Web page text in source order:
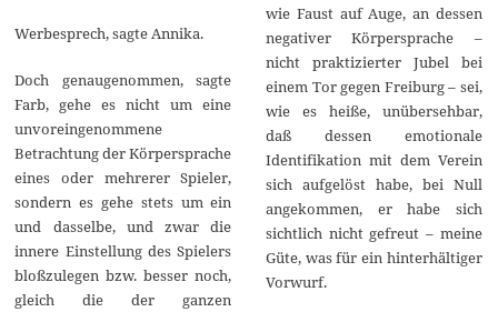
Werbesprech, sagte Annika.
Doch genaugenommen, sagte
Farb, gehe es nicht um eine
unvoreingenommene
Betrachtung der Körpersprache
eines oder mehrerer Spieler,
sondern es gehe stets um ein
und dasselbe, und zwar die
innere Einstellung des Spielers
bloßzulegen bzw. besser noch,
gleich die der ganzen
wie Faust auf Auge, an dessen
negativer Körpersprache –
nicht praktizierter Jubel bei
einem Tor gegen Freiburg – sei,
wie es heiße, unübersehbar,
daß dessen emotionale
Identifikation mit dem Verein
sich aufgelöst habe, bei Null
angekommen, er habe sich
sichtlich nicht gefreut – meine
Güte, was für ein hinterhältiger
Vorwurf.